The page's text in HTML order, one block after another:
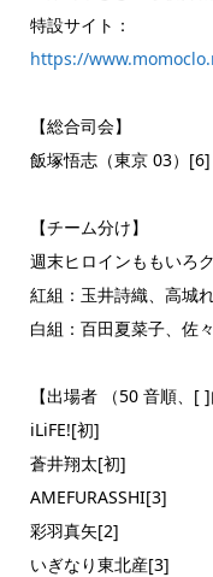
特設サイト：
https://
【総合司会】
飯塚悟志（東京 03）[6]
【チーム分け】
週末ヒロインももいろ
紅組：玉井詩織、高城
白組：百田夏菜子、佐
【出場者 （50 音順、[
iLiFE![初]
蒼井翔太[初]
AMEFURASSHI[3]
彩羽真矢[2]
いぎなり東北産[3]